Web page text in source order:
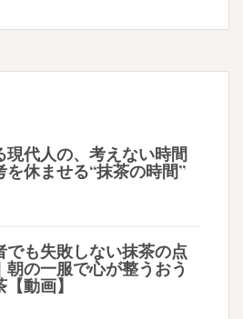
現代人の、考えない時間
を休ませる“抹茶の時間”
でも失敗しない抹茶の点
朝の一服で心が整うおう
動画】